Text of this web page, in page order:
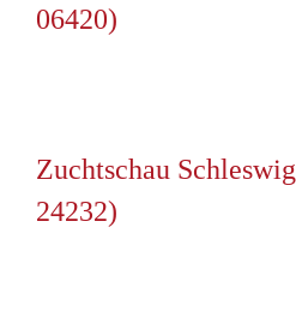
06420)
Zuchtschau
24232)